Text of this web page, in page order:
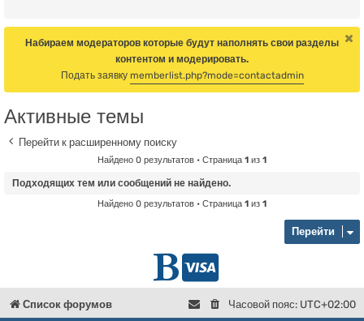
к
Набираем модераторов которые будут наполнять свои разделы
контентом и модерировать.
Подать заявку memberlist.php?mode=contactadmin
Активные темы
Перейти к расширенному поиску
Найдено 0 результатов • Страница 1 из 1
Подходящих тем или сообщений не найдено.
Найдено 0 результатов • Страница 1 из 1
Перейти
Г
D
o
Список форумов Часовой пояс: UTC+02:00